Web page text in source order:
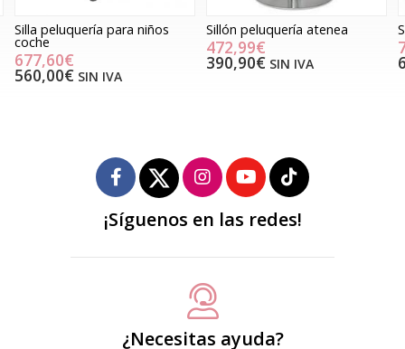
Sillón peluquería atenea
472,99€
390,90€
Sillón peluquería meteor
787,59€
650,90€ SIN IVA
¡Síguenos en las redes!
¿Necesitas ayuda?